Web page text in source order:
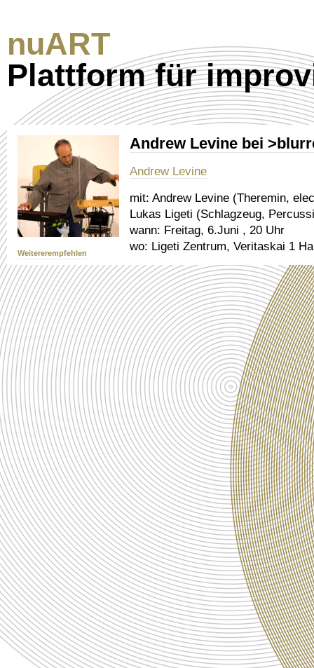
nuART
Plattform für
Weitererempfehlen
Andrew Levine bei
Andrew Levine
mit: Andrew Levine (Theremin,
Lukas Ligeti (Schlagzeug,
wann: Freitag, 6.Juni , 20 Uhr
wo: Ligeti Zentrum, Veritaskai 1